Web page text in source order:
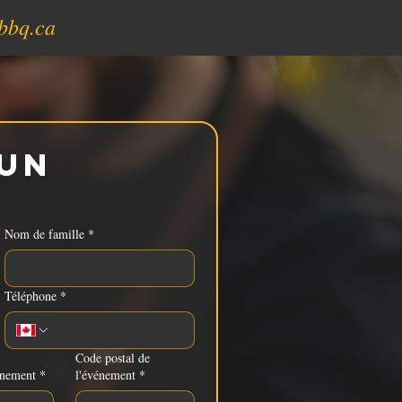
Nom de famille *
Téléphone *
*
Code postal de
l'événement *